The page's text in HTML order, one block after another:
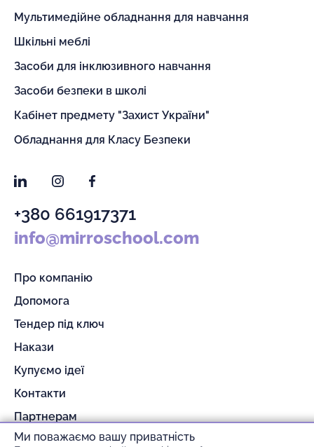
Мультимедійне обладнання для навчання
Шкільні меблі
Засоби для інклюзивного навчання
Засоби безпеки в школі
Кабінет предмету "Захист України"
Обладнання для Класу Безпеки
LinkedInInstagramFacebook
+380 661917371
info@mirroschool.com
Про компанію
Допомога
Тендер під ключ
Накази
Купуємо ідеї
Контакти
Партнерам
Гарантія та повернення
Ми поважаємо вашу приватність